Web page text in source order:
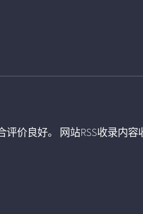
价良好。 网站RSS收录内